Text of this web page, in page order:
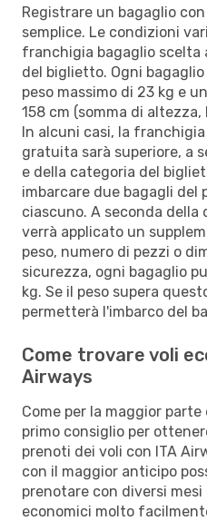
Registrare un bagaglio
semplice. Le condizioni
franchigia bagaglio scelta
del biglietto. Ogni
peso massimo di 23 kg e
158 cm (somma di
In alcuni casi, la
gratuita sarà superiore, a
e della categoria del
imbarcare due bagagli del
ciascuno. A seconda della
verrà applicato un
peso, numero di pezzi o
sicurezza, ogni bagaglio
kg. Se il peso supera
permetterà l'imbarco del
Come trovare voli
Airways
Come per la maggior
primo consiglio per
prenoti dei voli con ITA
con il maggior anticipo
prenotare con diversi
economici molto